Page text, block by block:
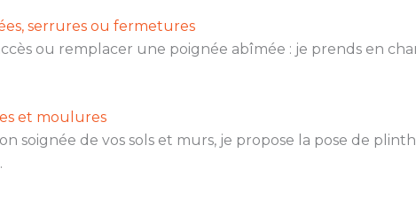
serrures ou fermetures
ou remplacer une poignée abîmée : je prends en
et moulures
soignée de vos sols et murs, je propose la pose de